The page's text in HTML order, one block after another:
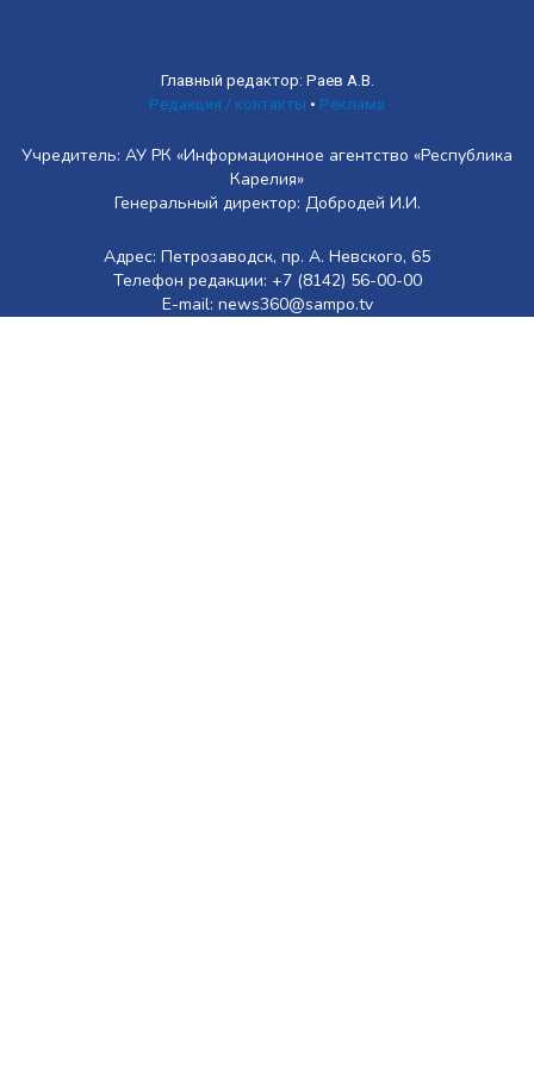
Главный редактор: Раев А.В.
Редакция / контакты • Реклама
Учредитель: АУ РК «Информационное агентство «Республика
Карелия»
Генеральный директор: Добродей И.И.
Адрес: Петрозаводск, пр. А. Невского, 65
Телефон редакции: +7 (8142) 56-00-00
E-mail: news360@sampo.tv